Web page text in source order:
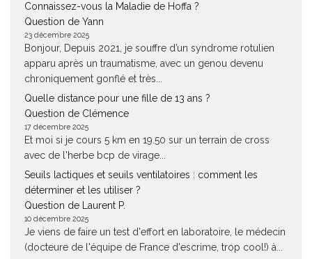
Connaissez-vous la Maladie de Hoffa ?
Question de Yann
23 décembre 2025
Bonjour, Depuis 2021, je souffre d’un syndrome rotulien
apparu après un traumatisme, avec un genou devenu
chroniquement gonflé et très...
Quelle distance pour une fille de 13 ans ?
Question de Clémence
17 décembre 2025
Et moi si je cours 5 km en 19.50 sur un terrain de cross
avec de l'herbe bcp de virage...
Seuils lactiques et seuils ventilatoires : comment les
déterminer et les utiliser ?
Question de Laurent P.
10 décembre 2025
Je viens de faire un test d'effort en laboratoire, le médecin
(docteure de l'équipe de France d'escrime, trop cool!) à...